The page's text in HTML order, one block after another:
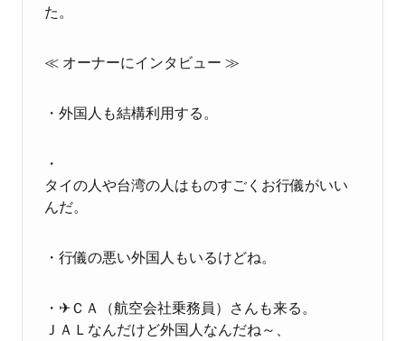
た。
≪ オーナーにインタビュー ≫
・外国人も結構利用する。
・
タイの人や台湾の人はものすごくお行儀がいい
んだ。
・行儀の悪い外国人もいるけどね。
・✈ＣＡ（航空会社乗務員）さんも来る。
ＪＡＬなんだけど外国人なんだね～、